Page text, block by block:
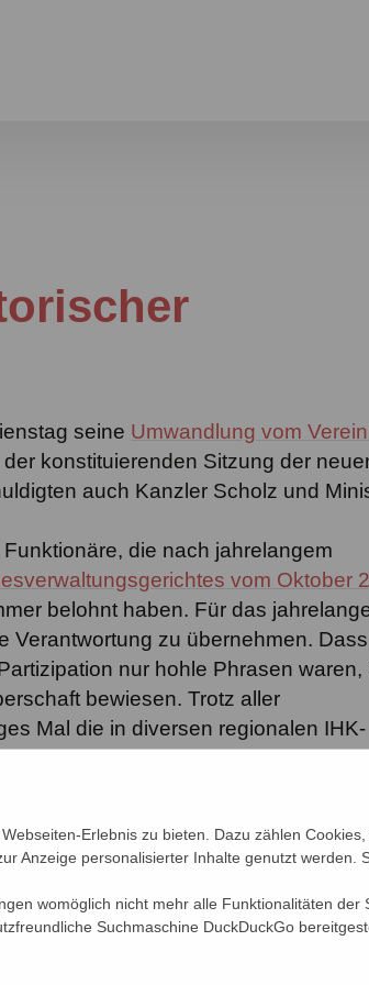
seine Umwandlung vom
der konstituierenden Sitzung der
auch Kanzler Scholz und
die nach jahrelangem
vom Oktober
belohnt haben. Für das
Verantwortung zu übernehmen.
nur hohle Phrasen waren,
bewiesen. Trotz aller
Mal die in diversen regionalen IHK-
Satzungsdebatten zur Errichtung
solchen Phrasen abspeisen lassen
beim DIHK das übliche „Weiter
für den vom
Wansleben, wurde erneut
die der – so wie zu hören ist –
Neustart des DIHK ein Ende
Erlebnis zu bieten. Dazu zählen
Anzeige personalisierter Inhalte genutzt werden.
womöglich nicht mehr alle Funktionalitäten der
Suchmaschine DuckDuckGo